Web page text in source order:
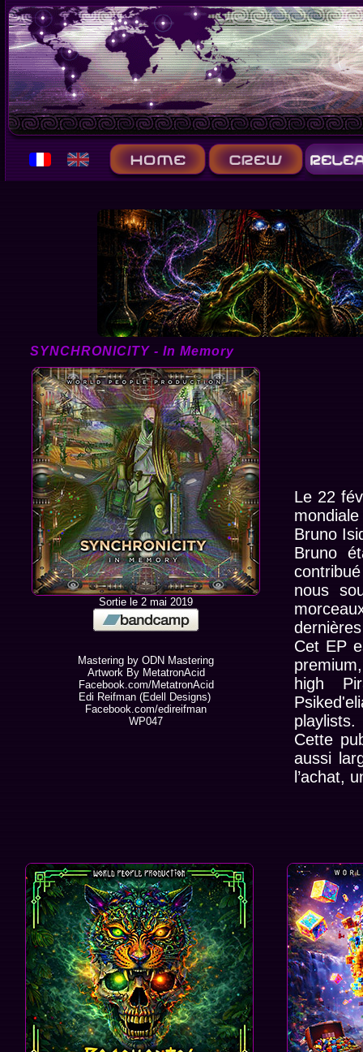
SYNCHRONICITY - In Memory
Sortie le 2 mai 2019
Le 22
Bruno
Bruno
nous
Cet EP
high
playlists.
Cette
aussi
l’achat,
Mastering by ODN Mastering
Artwork By MetatronAcid
Facebook.com/MetatronAcid
Edi Reifman (Edell Designs)
Facebook.com/edireifman
WP047